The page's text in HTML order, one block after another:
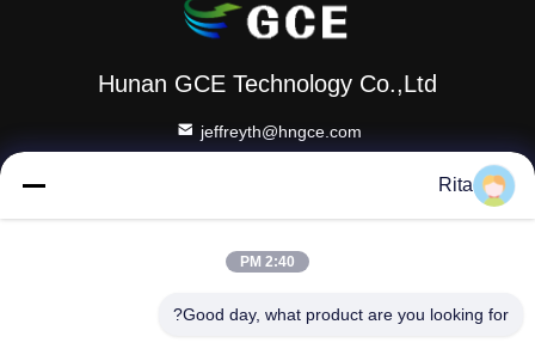
Hunan GCE Technology Co.,Ltd
jeffreyth@hngce.com
تشانغشا، مدينة تشانغشا، مقاطعة هونان
Rita
2:40 PM
Good day, what product are you looking for?